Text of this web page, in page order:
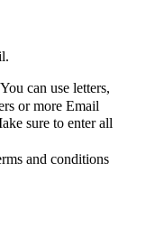
You can use letters,
or more Email
sure to enter all
and conditions